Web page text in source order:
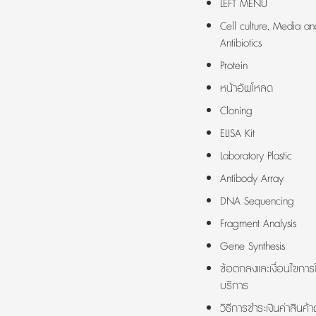
LEFT MENU
Cell culture, Media
Antibiotics
Protein
หน้าอัพโหลด
Cloning
ELISA Kit
Laboratory Plastic
Antibody Array
DNA Sequencing
Fragment Analysis
Gene Synthesis
ข้อตกลงและเงื่อนไขการ
บริการ
วิธีการชำระเงินค่าสินค้